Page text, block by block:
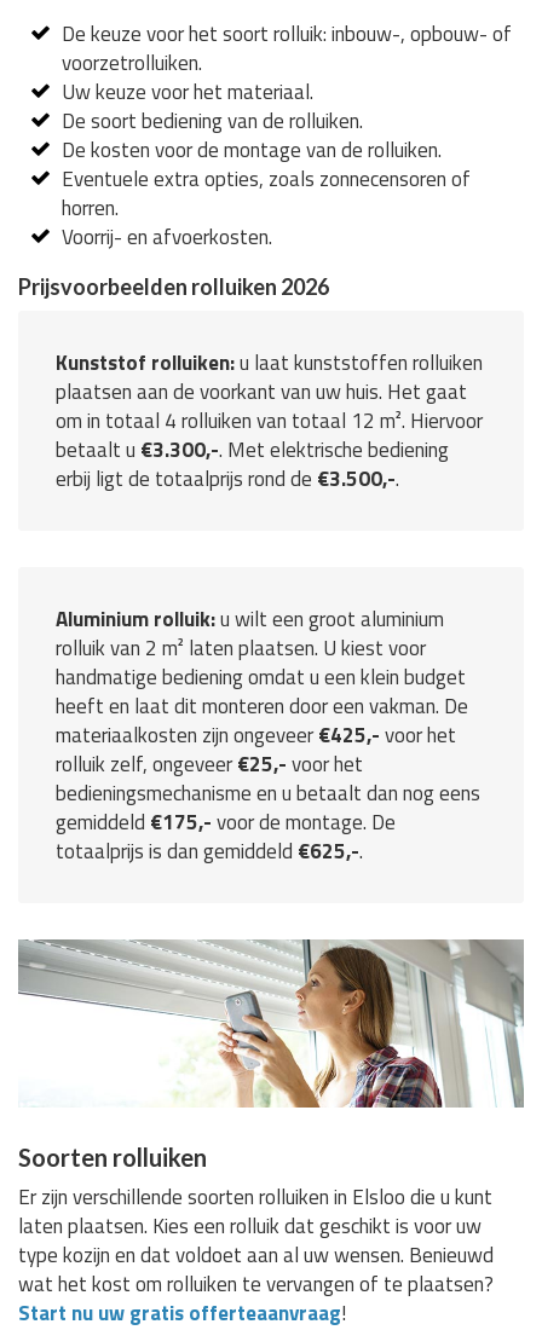
De keuze voor het soort rolluik: inbouw-, opbouw- of
voorzetrolluiken.
Uw keuze voor het materiaal.
De soort bediening van de rolluiken.
De kosten voor de montage van de rolluiken.
Eventuele extra opties, zoals zonnecensoren of
horren.
Voorrij- en afvoerkosten.
Prijsvoorbeelden rolluiken 2026
Kunststof rolluiken:u laat kunststoffen rolluiken
plaatsen aan de voorkant van uw huis. Het gaat
om in totaal 4 rolluiken van totaal 12 m². Hiervoor
betaalt u €3.300,-. Met elektrische bediening
erbij ligt de totaalprijs rond de €3.500,-.
Aluminium rolluik:u wilt een groot aluminium
rolluik van 2 m² laten plaatsen. U kiest voor
handmatige bediening omdat u een klein budget
heeft en laat dit monteren door een vakman. De
materiaalkosten zijn ongeveer€425,-voor het
rolluik zelf, ongeveer€25,-voor het
bedieningsmechanisme en u betaalt dan nog eens
gemiddeld €175,-voor de montage. De
totaalprijs is dan gemiddeld €625,-.
Soorten rolluiken
Er zijn verschillende soorten rolluiken in Elsloo die u kunt
laten plaatsen. Kies een rolluik dat geschikt is voor uw
type kozijn en dat voldoet aan al uw wensen. Benieuwd
wat het kost om rolluiken te vervangen of te plaatsen?
Start nu uw gratis offerteaanvraag!